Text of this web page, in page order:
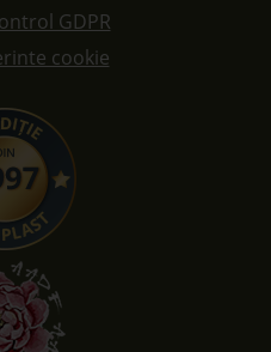
GDPR
cookie